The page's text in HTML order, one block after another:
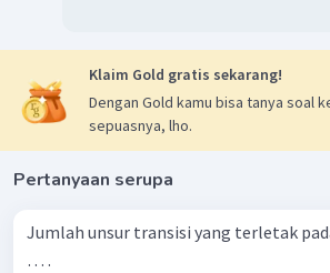
Klaim Gold gratis sekarang!
Dengan Gold kamu bisa tanya soal
sepuasnya, lho.
Pertanyaan serupa
Jumlah unsur transisi yang terletak
… .